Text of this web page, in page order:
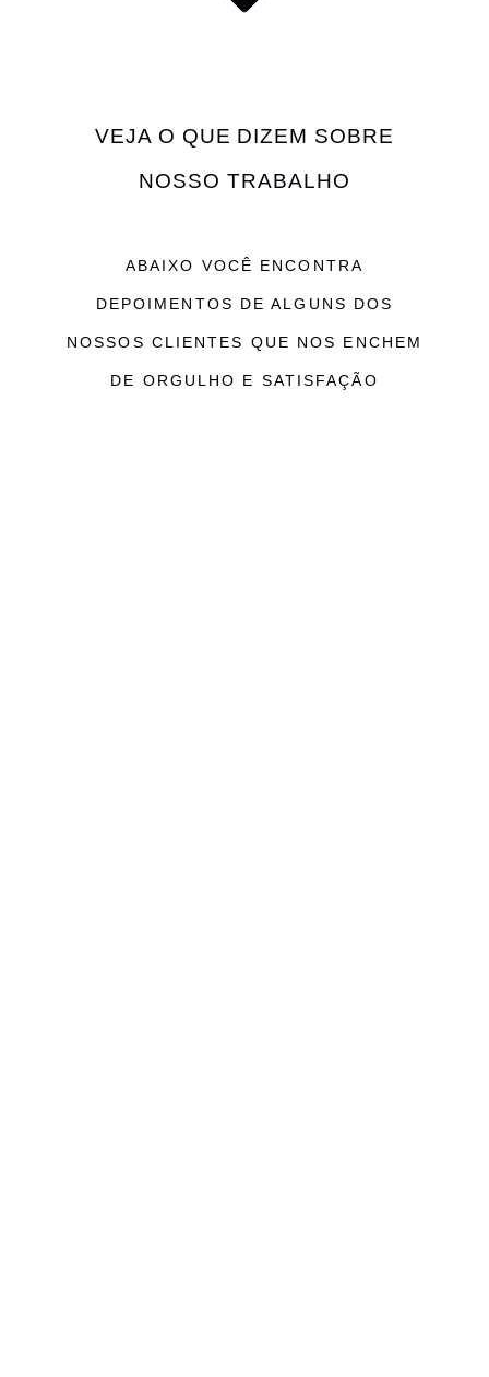
VEJA O QUE DIZEM SOBRE
NOSSO TRABALHO
ABAIXO VOCÊ ENCONTRA
DEPOIMENTOS DE ALGUNS DOS
NOSSOS CLIENTES QUE NOS ENCHEM
DE ORGULHO E SATISFAÇÃO